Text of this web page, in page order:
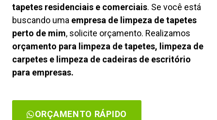
tapetes residenciais e comerciais. Se você está
buscando uma empresa de limpeza de tapetes
perto de mim, solicite orçamento. Realizamos
orçamento para limpeza de tapetes, limpeza de
carpetes e limpeza de cadeiras de escritório
para empresas.
ORÇAMENTO RÁPIDO